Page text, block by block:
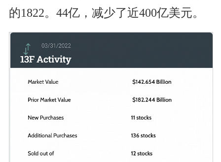
的1822。44亿，减少了近400亿美元。